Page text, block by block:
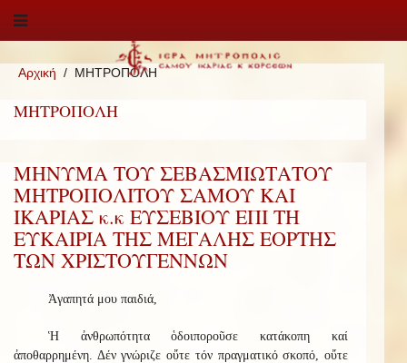
Αρχική ΜΗΤΡΟΠΟΛΗ
ΜΗΤΡΟΠΟΛΗ
ΜΗΝΥΜΑ ΤΟΥ ΣΕΒΑΣΜΙΩΤΑΤΟΥ
ΜΗΤΡΟΠΟΛΙΤΟΥ ΣΑΜΟΥ ΚΑΙ
ΙΚΑΡΙΑΣ κ.κ ΕΥΣΕΒΙΟΥ ΕΠΙ ΤΗ
ΕΥΚΑΙΡΙΑ ΤΗΣ ΜΕΓΑΛΗΣ ΕΟΡΤΗΣ
ΤΩΝ ΧΡΙΣΤΟΥΓΕΝΝΩΝ
Ἀγαπητά μου παιδιά,
Ἡ ἀνθρωπότητα ὁδοιποροῦσε κατάκοπη καί
ἀποθαρρημένη. Δέν γνώριζε οὔτε τόν πραγματικό σκοπό, οὔτε